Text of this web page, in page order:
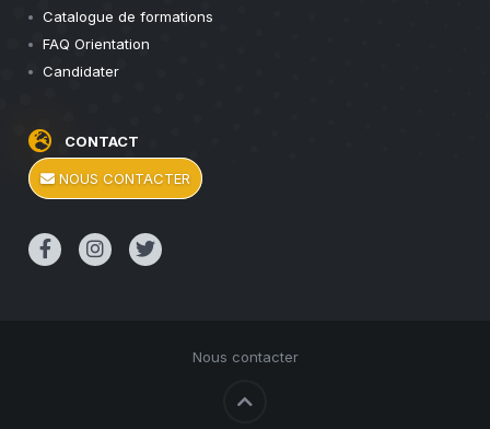
Catalogue de formations
FAQ Orientation
Candidater
CONTACT
NOUS CONTACTER
Nous contacter